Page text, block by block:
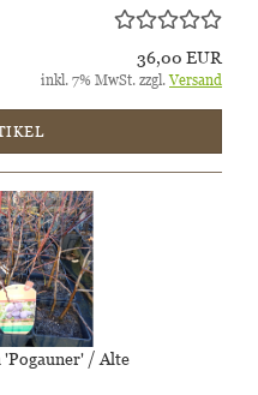
36,00 EUR
inkl. 7% MwSt. zzgl.Versand
/ Alte